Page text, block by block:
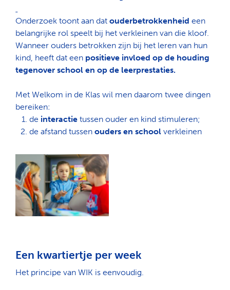
Onderzoek toont aan datouderbetrokkenheid een
belangrijke rol speelt bij het verkleinen van die kloof.
Wanneer ouders betrokken zijn bij het leren van hun
kind, heeft dat een positieve invloed op de houding
tegenover school en op de leerprestaties.
Met Welkom in de Klas wil men daarom twee dingen
bereiken:
de interactie tussen ouder en kind stimuleren;
de afstand tussenouders en school verkleinen
Een kwartiertje per week
Het principe van WIK is eenvoudig.